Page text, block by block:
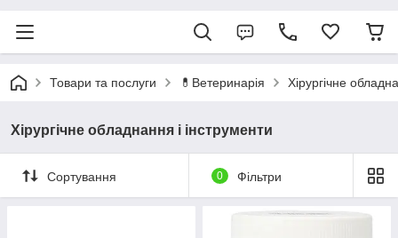
Товари та послуги 💊Ветеринарія Хірургічне
Хірургічне обладнання і інструменти
Сортування 0 Фільтри